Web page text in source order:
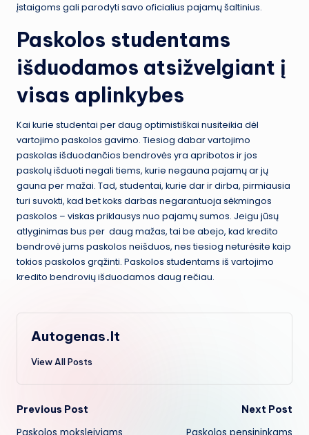
įstaigoms gali parodyti savo oficialius pajamų šaltinius.
Paskolos studentams
išduodamos atsižvelgiant į
visas aplinkybes
Kai kurie studentai per daug optimistiškai nusiteikia dėl
vartojimo paskolos gavimo. Tiesiog dabar vartojimo
paskolas išduodančios bendrovės yra apribotos ir jos
paskolų išduoti negali tiems, kurie negauna pajamų ar jų
gauna per mažai. Tad, studentai, kurie dar ir dirba, pirmiausia
turi suvokti, kad bet koks darbas negarantuoja sėkmingos
paskolos – viskas priklausys nuo pajamų sumos. Jeigu jūsų
atlyginimas bus per daug mažas, tai be abejo, kad kredito
bendrovė jums paskolos neišduos, nes tiesiog neturėsite kaip
tokios paskolos grąžinti. Paskolos studentams iš vartojimo
kredito bendrovių išduodamos daug rečiau.
Autogenas.lt
View All Posts
Post
Previous Post Next Post